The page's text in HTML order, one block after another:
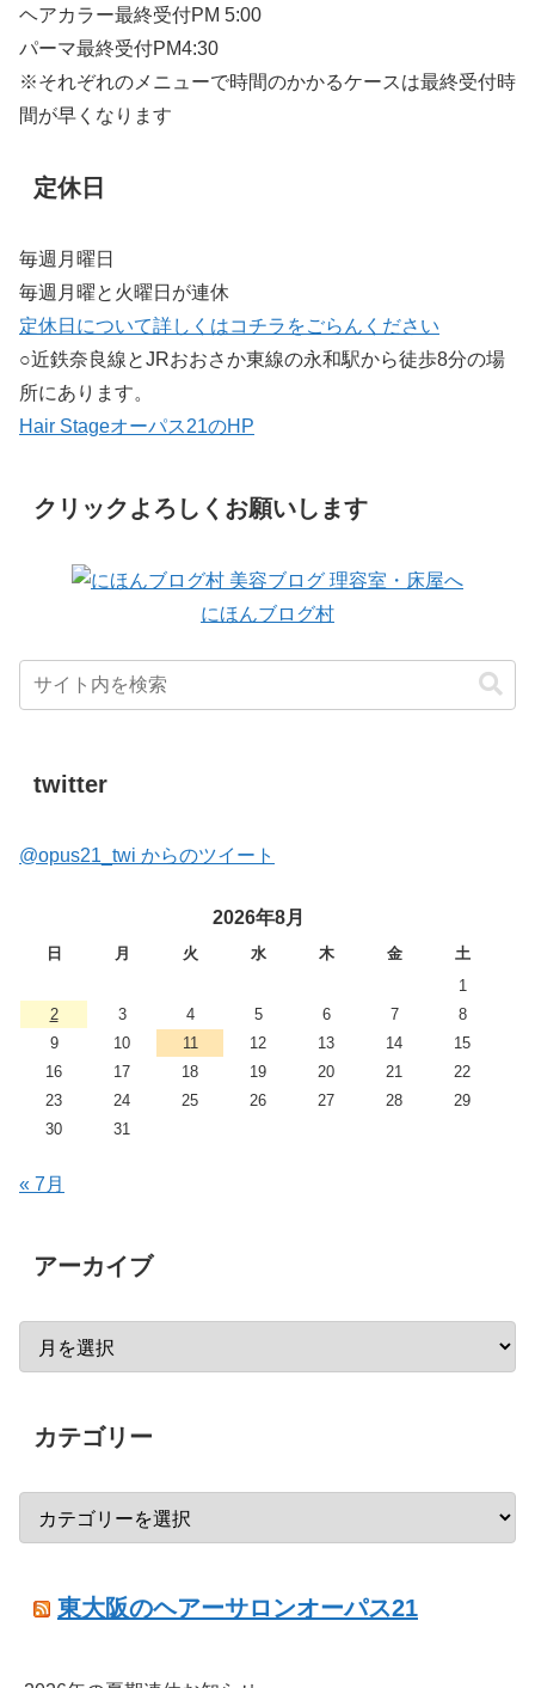
ヘアカラー最終受付PM 5:00
パーマ最終受付PM4:30
※それぞれのメニューで時間のかかるケースは最終受付時
間が早くなります
定休日
毎週月曜日
毎週月曜と火曜日が連休
定休日について詳しくはコチラをごらんください
○近鉄奈良線とJRおおさか東線の永和駅から徒歩8分の場
所にあります。
Hair Stageオーパス21のHP
クリックよろしくお願いします
にほんブログ村
twitter
@opus21_twi からのツイート
2026年8月
日 月 火 水 木 金
土
1
2
3 4 5 6 7
8
9
10 11 12 13 14
15
16
17 18 19 20 21
22
23
24 25 26 27 28
29
30
31
« 7月
アーカイブ
カテゴリー
東大阪のヘアーサロンオーパス21